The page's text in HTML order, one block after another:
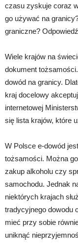
czasu zyskuje coraz
go używać na
graniczne?
Wiele krajów na
dokument
dowód na granicy.
kraj docelowy
internetowej
się lista krajów, które
W Polsce e-dowód
tożsamości. Można
zakup alkoholu czy
samochodu. Jednak
niektórych krajach
tradycyjnego dowodu
mieć przy sobie
uniknąć